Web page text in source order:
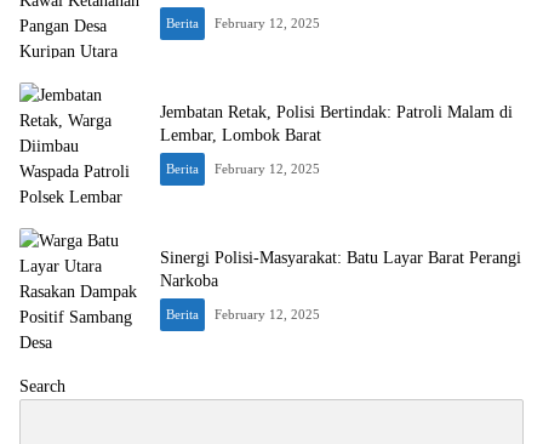
Berita February 12, 2025
Jembatan Retak, Polisi Bertindak: Patroli Malam di
Lembar, Lombok Barat
Berita February 12, 2025
Sinergi Polisi-Masyarakat: Batu Layar Barat Perangi
Narkoba
Berita February 12, 2025
Search